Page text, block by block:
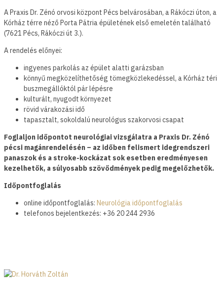
A Praxis Dr. Zénó orvosi központ Pécs belvárosában, a Rákóczi úton, a
Kórház térre néző Porta Pátria épületének első emeletén található
(7621 Pécs, Rákóczi út 3.).
A rendelés előnyei:
ingyenes parkolás az épület alatti garázsban
könnyű megközelíthetőség tömegközlekedéssel, a Kórház téri
buszmegállóktól pár lépésre
kulturált, nyugodt környezet
rövid várakozási idő
tapasztalt, sokoldalú neurológus szakorvosi csapat
Foglaljon időpontot neurológiai vizsgálatra a Praxis Dr. Zénó
pécsi magánrendelésén – az időben felismert idegrendszeri
panaszok és a stroke-kockázat sok esetben eredményesen
kezelhetők, a súlyosabb szövődmények pedig megelőzhetők.
Időpontfoglalás
online időpontfoglalás: Neurológia időpontfoglalás
telefonos bejelentkezés: +36 20 244 2936